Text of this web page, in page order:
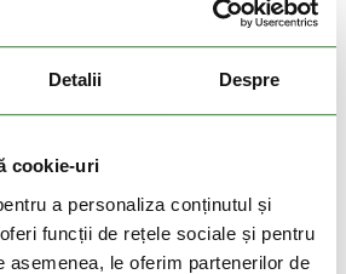
Detalii Despre
cookie-uri
a personaliza conținutul și
funcții de rețele sociale și pentru
asemenea, le oferim partenerilor de
DOAR ONLINE
-24%
549 Lei 412 Lei
12